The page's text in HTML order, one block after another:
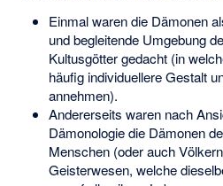
Einmal waren die Dämonen
und begleitende Umgebung
Kultusgötter gedacht (in
häufig individuellere Gestalt
annehmen).
Andererseits waren nach
Dämonologie die Dämonen
Menschen (oder auch
Geisterwesen, welche